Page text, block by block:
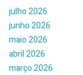
julho 2026
junho 2026
maio 2026
abril 2026
março 2026